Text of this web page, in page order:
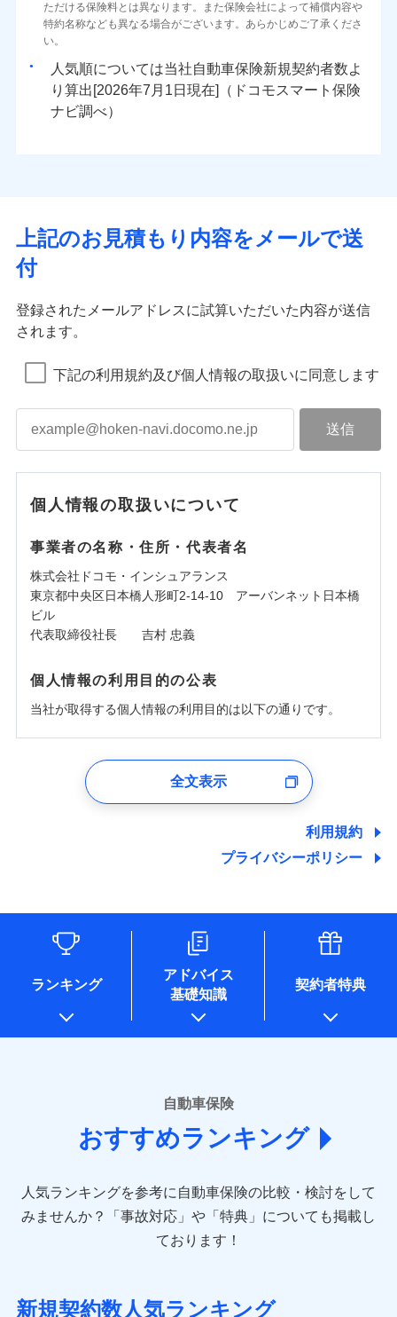
ただける保険料とは異なります。また保険会社によって補償内容や
特約名称なども異なる場合がございます。あらかじめご了承くださ
い。
人気順については当社
新規契約者数よ
り算出[
年 月
日現在]（ドコモスマート保険
ナビ調べ）
上記のお見積もり内容をメールで送
付
登録されたメールアドレスに試算いただいた内容が送信
されます。
下記の利用規約及び個人情報の取扱いに同意します
個人情報の取扱いについて
事業者の名称・住所・代表者名
株式会社ドコモ・インシュアランス
東京都中央区日本橋人形町2-14-10 アーバンネット日本橋
ビル
代表取締役社長 吉村 忠義
個人情報の利用目的の公表
当社が取得する個人情報の利用目的は以下の通りです。
ユーザー登録受付および、管理のため
しくは委託を受けている保険会社・提携会社の保険その他に
関する情報を提供し、金融商品等の契約を勧奨するため、ま
た維持管理等の委託業務遂行のため、またそれらに付帯、関
情報を取引のある他の保険会社の商品・サービスをご提案す
るために利用させていただくことがあります。）
各種セミナーの開催のため
コンサルティングサービスの実施のため
アンケートやキャンペーン等の実施のため
上記に係る案内・手続き・管理等付帯業務を行うため
* 当社が委託を受けている保険会社の情報は、保険会社のホ
ームページに掲載しておりますので、ご確認ください。
あいおいニッセイ同和損害保険株式会社
(https://www.aioinissaydowa.co.jp/)
アクサ損害保険株式会社 (https://www.axa-
direct.co.jp/)
sompo.co.jp/)
東京海上ダイレクト損害保険株式会社 (https://www.e-
AIG損害保険株式会社 (https://www.aig.co.jp/sonpo)
ジェイアイ傷害火災保険株式会社
全文表示
利用規約
プライバシーポリシー
ランキング
アドバイス
基礎知識
契約者特典
自動車保険
おすすめランキング
人気ランキングを参考に自動車保険の比較・検討をして
みませんか？
「事故対応」や「特典」についても掲載し
ております！
新規契約数人気ランキング